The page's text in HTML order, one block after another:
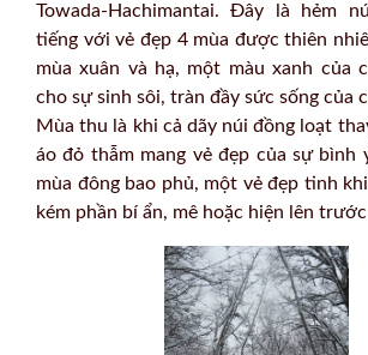
Towada-Hachimantai. Đây là hẻm
tiếng với vẻ đẹp 4 mùa được thiên
mùa xuân và hạ, một màu xanh của
cho sự sinh sôi, tràn đầy sức sống của
Mùa thu là khi cả dãy núi đồng loạt
áo đỏ thẫm mang vẻ đẹp của sự bình
mùa đông bao phủ, một vẻ đẹp tinh
kém phần bí ẩn, mê hoặc hiện lên